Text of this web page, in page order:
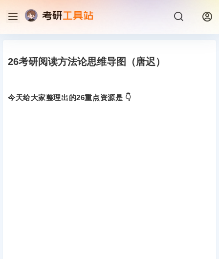
26考研阅读方法论思维导图（唐迟）
今天给大家整理出的26重点资源是 👇